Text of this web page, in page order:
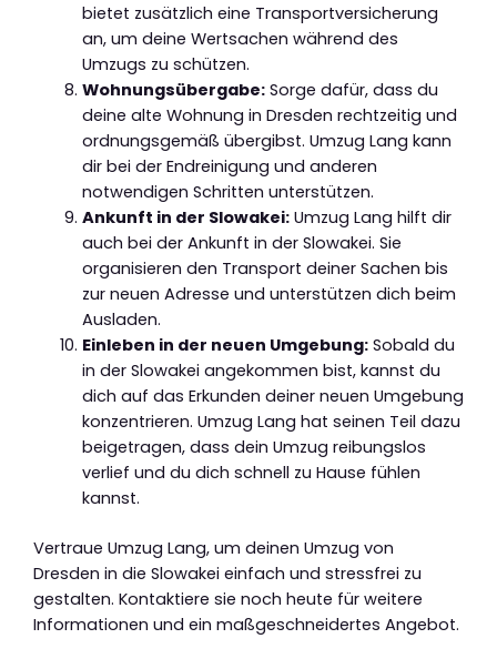
bietet zusätzlich eine Transportversicherung
an, um deine Wertsachen während des
Umzugs zu schützen.
Wohnungsübergabe:Sorge dafür, dass du
deine alte Wohnung in Dresden rechtzeitig und
ordnungsgemäß übergibst. Umzug Lang kann
dir bei der Endreinigung und anderen
notwendigen Schritten unterstützen.
Ankunft in der Slowakei:Umzug Lang hilft dir
auch bei der Ankunft in der Slowakei. Sie
organisieren den Transport deiner Sachen bis
zur neuen Adresse und unterstützen dich beim
Ausladen.
Einleben in der neuen Umgebung:Sobald du
in der Slowakei angekommen bist, kannst du
dich auf das Erkunden deiner neuen Umgebung
konzentrieren. Umzug Lang hat seinen Teil dazu
beigetragen, dass dein Umzug reibungslos
verlief und du dich schnell zu Hause fühlen
kannst.
Vertraue Umzug Lang, um deinen Umzug von
Dresden in die Slowakei einfach und stressfrei zu
gestalten. Kontaktiere sie noch heute für weitere
Informationen und ein maßgeschneidertes Angebot.